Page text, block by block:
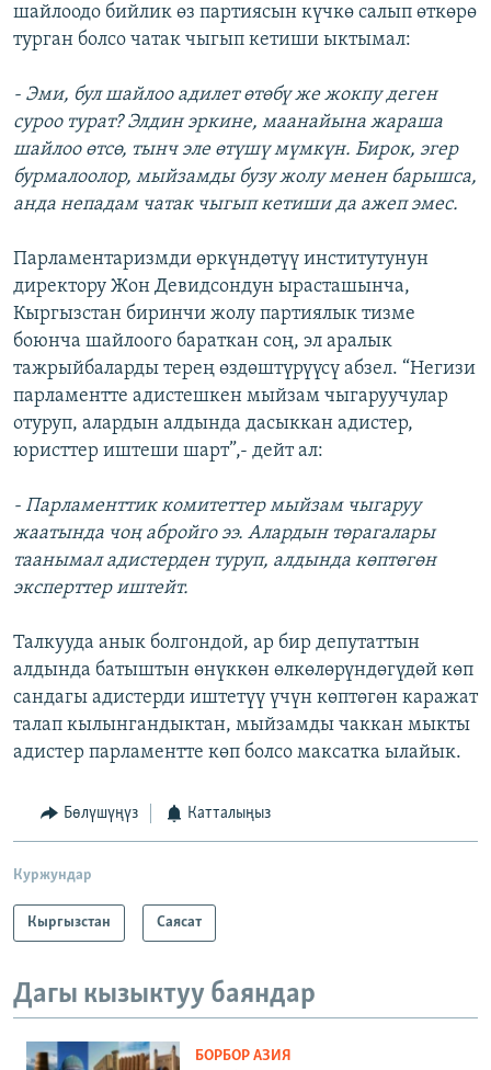
шайлоодо бийлик өз партиясын күчкө салып өткөрө
турган болсо чатак чыгып кетиши ыктымал:
- Эми, бул шайлоо адилет өтөбү же жокпу деген
суроо турат? Элдин эркине, маанайына жараша
шайлоо өтсө, тынч эле өтүшү мүмкүн. Бирок, эгер
бурмалоолор, мыйзамды бузу жолу менен барышса,
анда непадам чатак чыгып кетиши да ажеп эмес.
Парламентаризмди өркүндөтүү институтунун
директору Жон Девидсондун ырасташынча,
Кыргызстан биринчи жолу партиялык тизме
боюнча шайлоого бараткан соң, эл аралык
тажрыйбаларды терең өздөштүрүүсү абзел. “Негизи
парламентте адистешкен мыйзам чыгаруучулар
отуруп, алардын алдында дасыккан адистер,
юристтер иштеши шарт”,- дейт ал:
- Парламенттик комитеттер мыйзам чыгаруу
жаатында чоң абройго ээ. Алардын төрагалары
таанымал адистерден туруп, алдында көптөгөн
эксперттер иштейт.
Талкууда анык болгондой, ар бир депутаттын
алдында батыштын өнүккөн өлкөлөрүндөгүдөй көп
сандагы адистерди иштетүү үчүн көптөгөн каражат
талап кылынгандыктан, мыйзамды чаккан мыкты
адистер парламентте көп болсо максатка ылайык.
Бөлүшүңүз Катталыңыз
Куржундар
Кыргызстан Саясат
Дагы кызыктуу баяндар
БОРБОР АЗИЯ